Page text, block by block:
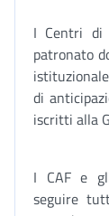
I Centri di
patronato
di
iscritti alla
I CAF e
seguire